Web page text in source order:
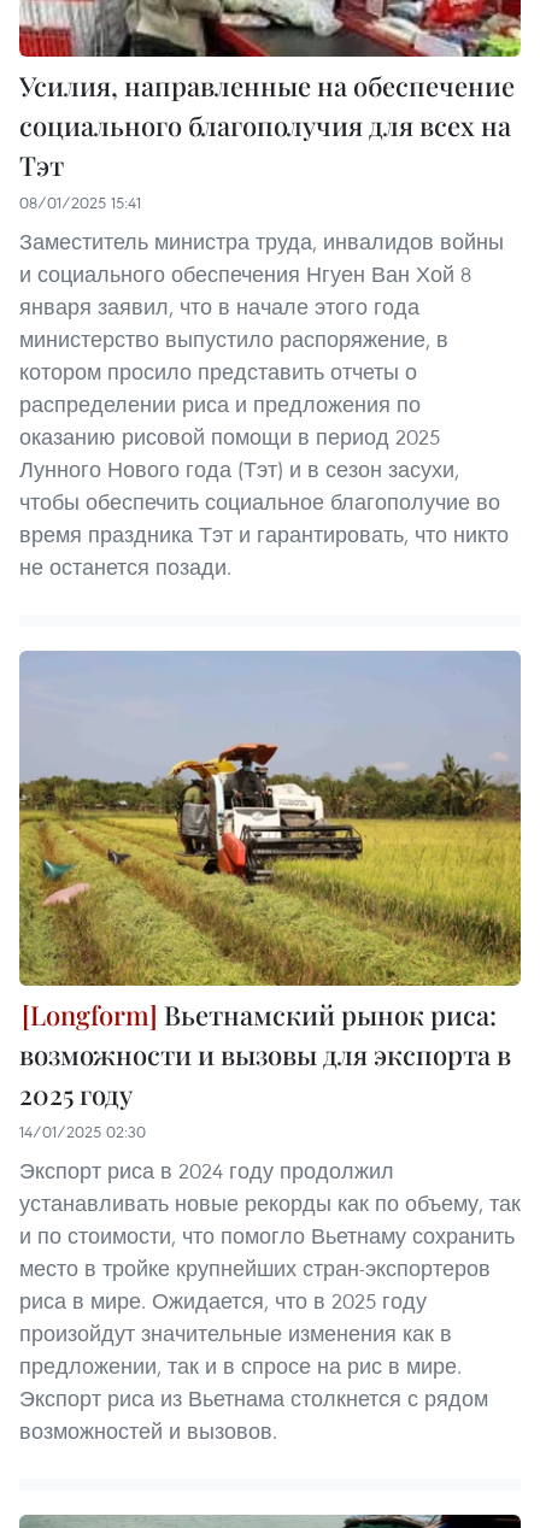
Усилия, направленные на обеспечение
социального благополучия для всех на
Тэт
08/01/2025 15:41
Заместитель министра труда, инвалидов войны
и социального обеспечения Нгуен Ван Хой 8
января заявил, что в начале этого года
министерство выпустило распоряжение, в
котором просило представить отчеты о
распределении риса и предложения по
оказанию рисовой помощи в период 2025
Лунного Нового года (Тэт) и в сезон засухи,
чтобы обеспечить социальное благополучие во
время праздника Тэт и гарантировать, что никто
не останется позади.
Вьетнамский рынок риса:
возможности и вызовы для экспорта в
2025 году
14/01/2025 02:30
Экспорт риса в 2024 году продолжил
устанавливать новые рекорды как по объему, так
и по стоимости, что помогло Вьетнаму сохранить
место в тройке крупнейших стран-экспортеров
риса в мире. Ожидается, что в 2025 году
произойдут значительные изменения как в
предложении, так и в спросе на рис в мире.
Экспорт риса из Вьетнама столкнется с рядом
возможностей и вызовов.